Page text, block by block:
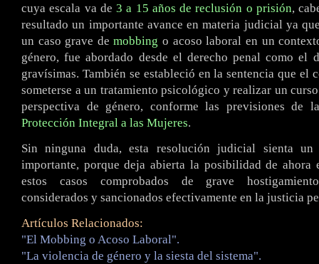
cuya escala va de3 a 15 años de reclusión o prisión,
resultado un importante avance en materia judicial ya
un caso grave demobbingo acoso laboral en un
género, fue abordado desde el derecho penal como el
gravísimas. También se estableció en la sentencia que el
someterse a un tratamiento psicológico y realizar un
perspectiva de género, conforme las previsiones de
Protección Integral a las Mujeres.
Sin ninguna duda, esta resolución judicial sienta un
importante, porque deja abierta la posibilidad de ahora
estos casos comprobados de grave
considerados y sancionados efectivamente en la justicia
Artículos Relacionados:
"El Mobbing o Acoso Laboral".
"La violencia de género y la siesta del sistema".